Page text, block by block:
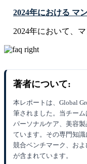
2024年における マ
2024年において、
著者について:
本レポートは、Global
筆されました。当チーム
パーソナルケア、美容
ています。その専門知識
競合ベンチマーク、お
が含まれています。